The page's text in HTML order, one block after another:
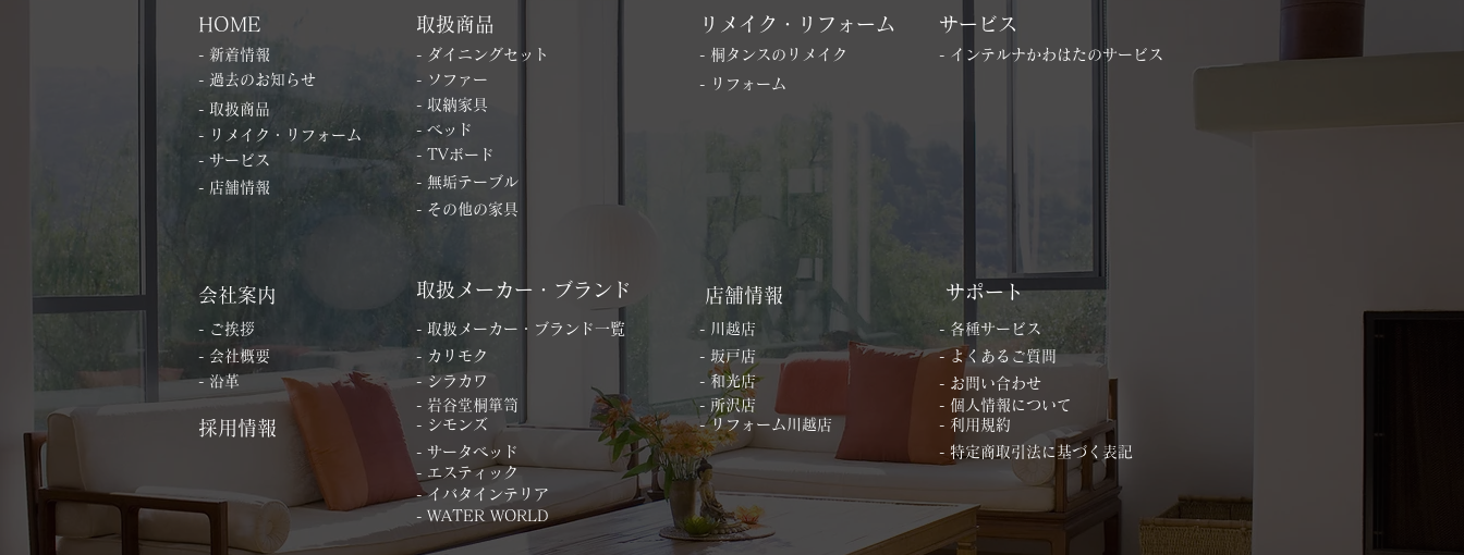
HOME
- 新着情報
- 過去のお知らせ
- 取扱商品
- リメイク・リフォーム
- サービス
- 店舗情報
取扱商品
- ダイニングセット
- ソファー
- 収納家具
- ベッド
- TVボード
- 無垢テーブル
リメイク・リフォーム
- 桐タンスのリメイク
サービス
- インテルナかわはたのサービス
- リフォーム
- その他の家具
会社案内
- ご挨拶
- 会社概要
- 沿革
採用情報
取扱メーカー・ブランド
- 取扱メーカー・ブランド一覧
- カリモク
- シラカワ
- 岩谷堂桐箪笥
- シモンズ
- サータベッド
- エスティック
店舗情報
- 川越店
- 坂戸店
- 和光店
- 所沢店
- リフォーム川越店
サポート
- 各種サービス
- よくあるご質問
- お問い合わせ
- 個人情報について
- 利用規約
- 特定商取引法に基づく表記
- イバタインテリア
- WATER WORLD